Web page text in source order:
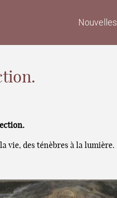
Nouvelles
vie, des ténèbres à la lumière.